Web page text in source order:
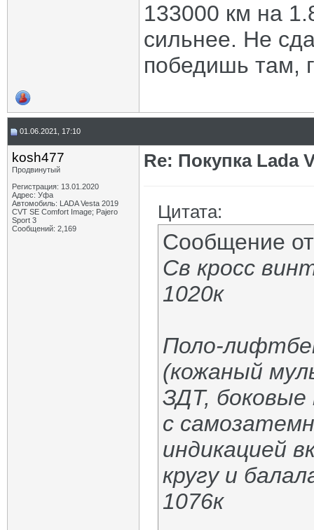
133000 км на
сильнее. Не
победишь там,
01.06.2021, 17:10
kosh477
Продвинутый
Регистрация: 13.01.2020
Адрес: Уфа
Автомобиль: LADA Vesta 2019
CVT SE Comfort Image; Pajero
Sport 3
Сообщений: 2,169
Re: Покупка Lada
Цитата:
Сообщение
Св кросс
1020к
Поло-
(кожаный
ЗДТ, боковые
с
индикацией
кругу и
1076к